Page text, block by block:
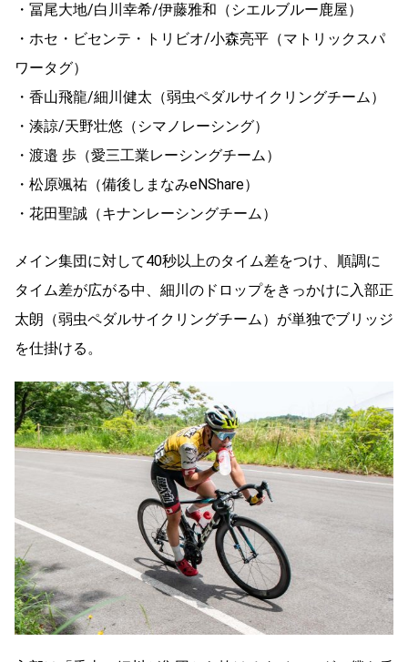
・冨尾大地/白川幸希/伊藤雅和（シエルブルー鹿屋）
・ホセ・ビセンテ・トリビオ/小森亮平（マトリックスパ
ワータグ）
・香山飛龍/細川健太（弱虫ペダルサイクリングチーム）
・湊諒/天野壮悠（シマノレーシング）
・渡邉 歩（愛三工業レーシングチーム）
・松原颯祐（備後しまなみeNShare）
・花田聖誠（キナンレーシングチーム）
メイン集団に対して40秒以上のタイム差をつけ、順調に
タイム差が広がる中、細川のドロップをきっかけに入部正
太朗（弱虫ペダルサイクリングチーム）が単独でブリッジ
を仕掛ける。